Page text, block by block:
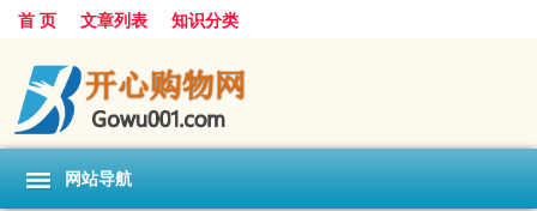
首 页 文章列表 知识分类
网站导航